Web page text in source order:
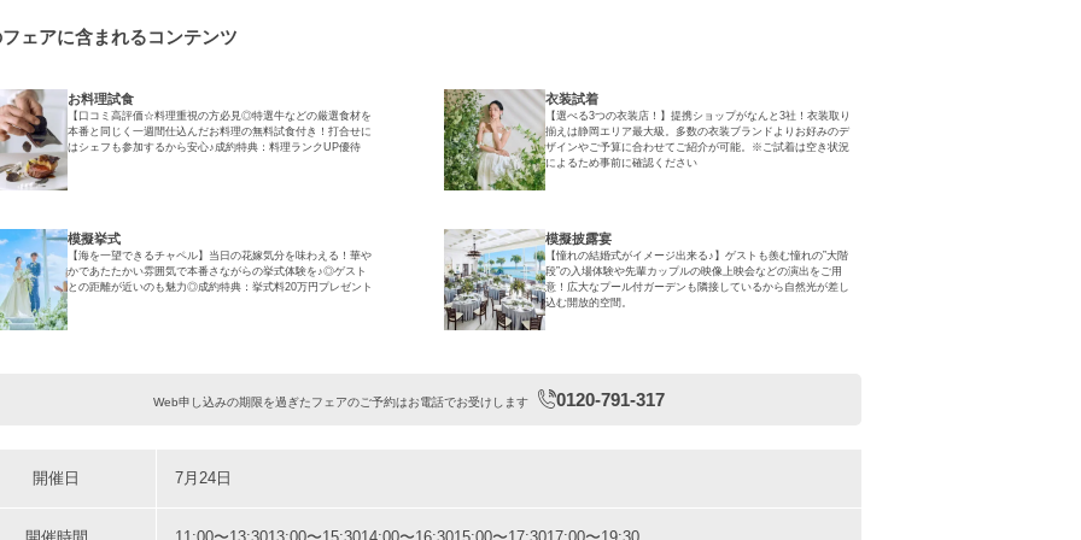
ェアに含まれるコンテンツ
お料理試食
【口コミ高評価☆料理重視の方必見◎特選牛などの厳選食材を
本番と同じく一週間仕込んだお料理の無料試食付き！打合せに
はシェフも参加するから安心♪成約特典：料理ランクUP優待
衣装試着
【選べる3つの衣装店！】提携ショップがなんと3社！衣装取り
揃えは静岡エリア最大級。多数の衣装ブランドよりお好みのデ
ザインやご予算に合わせてご紹介が可能。※ご試着は空き状況
によるため事前に確認ください
模擬挙式
【海を一望できるチャペル】当日の花嫁気分を味わえる！華や
かであたたかい雰囲気で本番さながらの挙式体験を♪◎ゲスト
との距離が近いのも魅力◎成約特典：挙式料20万円プレゼント
模擬披露宴
【憧れの結婚式がイメージ出来る♪】ゲストも羨む憧れの”大階
段”の入場体験や先輩カップルの映像上映会などの演出をご用
意！広大なプール付ガーデンも隣接しているから自然光が差し
込む開放的空間。
Web申し込みの期限を過ぎたフェアのご予約はお電話でお受けします 0120-791-317
開催日 7月24日